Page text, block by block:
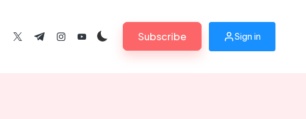
twitter.com
t.me instagram.com
youtube.comSubscribe Sign in